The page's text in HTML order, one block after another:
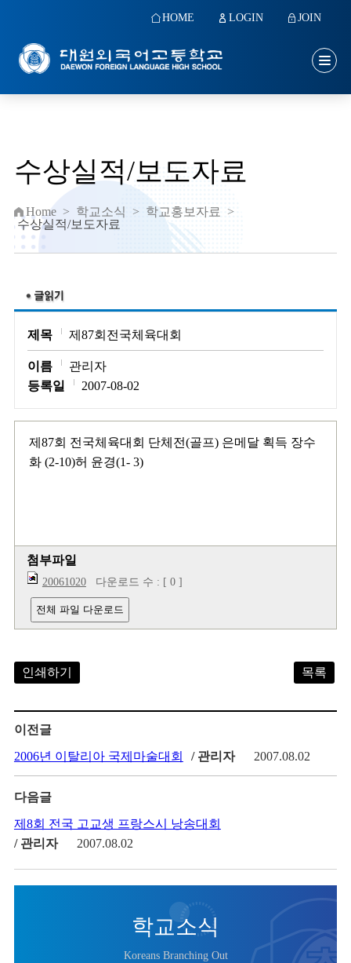
HOME LOGIN JOIN
학교소식
Koreans Branching Out
수상실적/보도자료
Home > 학교소식 > 학교홍보자료
>
수상실적/보도자료
제목 제87회전국체육대회
이름
관리자
등록일
2007-08-02
제87회 전국체육대회 단체전(골프) 은메달 획득 장수
화 (2-10)허 윤경(1- 3)
첨부파일
20061020다운로드 수 : [ 0 ]
전체 파일 다운로드
인쇄하기 목록
이전글
2006년 이탈리아 국제마술대회
/ 관리자 2007.08.02
다음글
제8회 전국 고교생 프랑스시 낭송대회
/ 관리자
2007.08.02